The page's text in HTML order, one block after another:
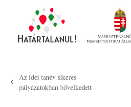
previous
Az idei tanév sikeres
pályázatokban bővelkedett